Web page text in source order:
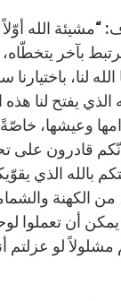
“مشيئة الله
بآخر
لنا،
الذي يفتح
وعيشها،
قادرون على
بالله الذي
من الكهنة
يمكن أن تعملوا
لو عزلتم